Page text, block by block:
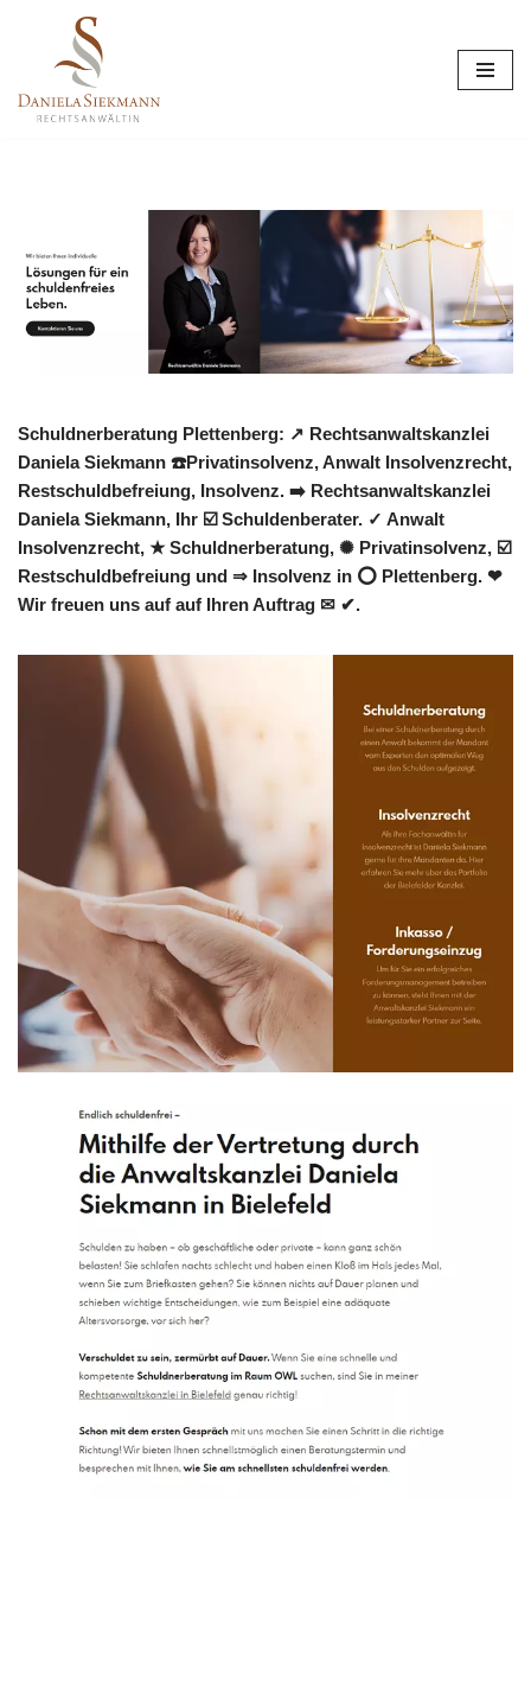
Inhalt
springen
Schuldnerberatung Plettenberg: ↗️ Rechtsanwaltskanzlei
Daniela Siekmann ☎️Privatinsolvenz, Anwalt Insolvenzrecht,
Restschuldbefreiung, Insolvenz. ➡️ Rechtsanwaltskanzlei
Daniela Siekmann, Ihr ☑️ Schuldenberater. ✓ Anwalt
Insolvenzrecht, ★ Schuldnerberatung, ✺ Privatinsolvenz, ☑️
Restschuldbefreiung und ⇒ Insolvenz in ⭕ Plettenberg. ❤
Wir freuen uns auf auf Ihren Auftrag ✉ ✔.